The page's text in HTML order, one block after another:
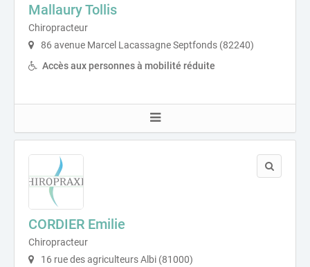
Mallaury Tollis
Chiropracteur
86 avenue Marcel Lacassagne Septfonds (82240)
Accès aux personnes à mobilité réduite
CORDIER Emilie
Chiropracteur
16 rue des agriculteurs Albi (81000)